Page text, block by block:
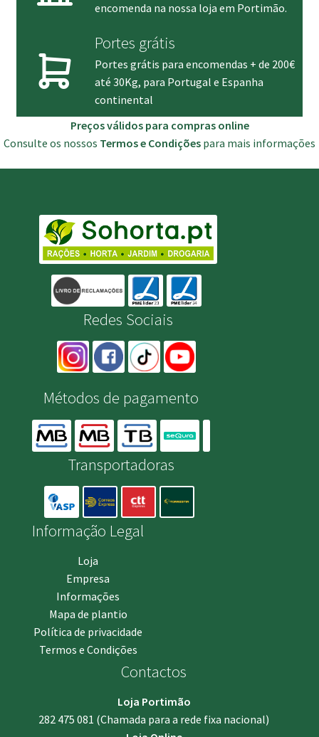
encomenda na nossa loja em Portimão.
Portes grátis
Portes grátis para encomendas + de 200€
até 30Kg, para Portugal e Espanha
continental
Preços válidos para compras online
Consulte os nossos Termos e Condições para mais informações
Redes Sociais
Métodos de pagamento
Transportadoras
Informação Legal
Loja
Empresa
Informações
Mapa de plantio
Política de privacidade
Termos e Condições
Contactos
Loja Portimão
282 475 081 (Chamada para a rede fixa nacional)